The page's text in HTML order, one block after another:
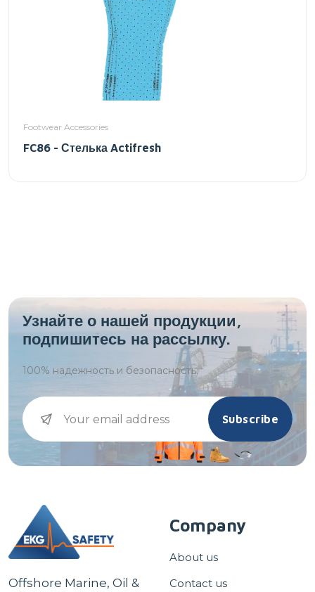
Footwear Accessories
FC86 - Стелька Actifresh
Узнайте о нашей продукции,
подпишитесь на рассылку.
100% надежность и безопасность.
Subscribe
Offshore Marine, Oil &
Company
About us
Contact us